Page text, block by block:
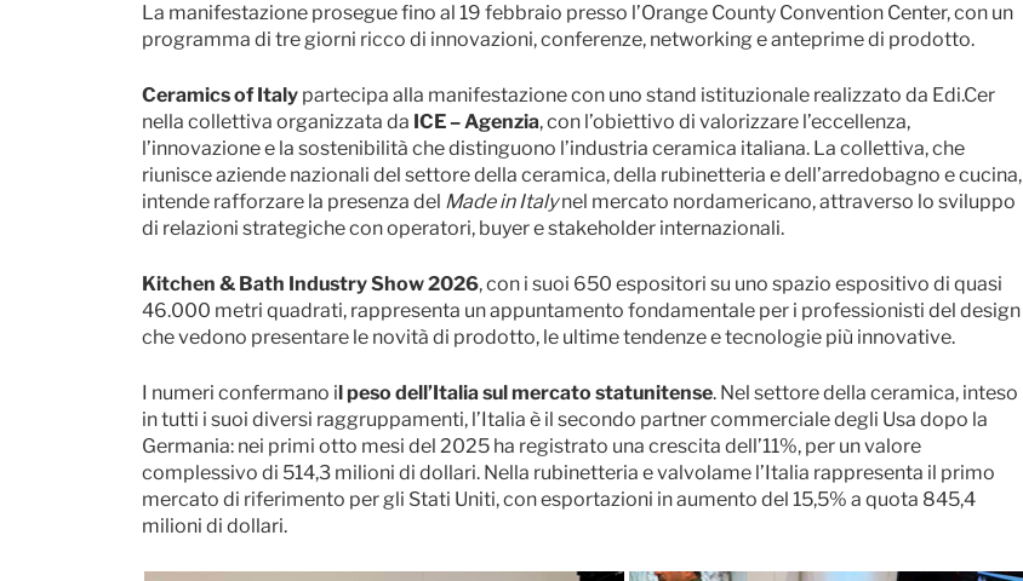
La manifestazione prosegue fino al 19 febbraio presso l’Orange County Convention Center, con un
programma di tre giorni ricco di innovazioni, conferenze, networking e anteprime di prodotto.
Ceramics of Italy partecipa alla manifestazione con uno stand istituzionale realizzato da Edi.Cer
nella collettiva organizzata da ICE – Agenzia, con l’obiettivo di valorizzare l’eccellenza,
l’innovazione e la sostenibilità che distinguono l’industria ceramica italiana. La collettiva, che
riunisce aziende nazionali del settore della ceramica, della rubinetteria e dell’arredobagno e cucina,
intende rafforzare la presenza del Made in Italynel mercato nordamericano, attraverso lo sviluppo
di relazioni strategiche con operatori, buyer e stakeholder internazionali.
Kitchen & Bath Industry Show 2026, con i suoi 650 espositori su uno spazio espositivo di quasi
46.000 metri quadrati, rappresenta un appuntamento fondamentale per i professionisti del design
che vedono presentare le novità di prodotto, le ultime tendenze e tecnologie più innovative.
I numeri confermano il peso dell’Italia sul mercato statunitense. Nel settore della ceramica, inteso
in tutti i suoi diversi raggruppamenti, l’Italia è il secondo partner commerciale degli Usa dopo la
Germania: nei primi otto mesi del 2025 ha registrato una crescita dell’11%, per un valore
complessivo di 514,3 milioni di dollari. Nella rubinetteria e valvolame l’Italia rappresenta il primo
mercato di riferimento per gli Stati Uniti, con esportazioni in aumento del 15,5% a quota 845,4
milioni di dollari.